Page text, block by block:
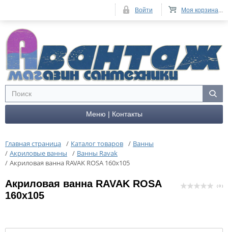
Меню | Контакты
Главная страница / Каталог товаров / Ванны
/ Акриловые ванны / Ванны Ravak
/ Акриловая ванна RAVAK ROSA 160x105
Акриловая ванна RAVAK ROSA
160x105
( 0 )
Моя корзина...
Войти